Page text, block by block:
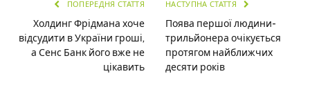
ПОПЕРЕДНЯ СТАТТЯ
Холдинг Фрідмана хоче
відсудити в України гроші,
а Сенс Банк його вже не
цікавить
НАСТУПНА СТАТТЯ
Поява першої людини-
трильйонера очікується
протягом найближчих
десяти років